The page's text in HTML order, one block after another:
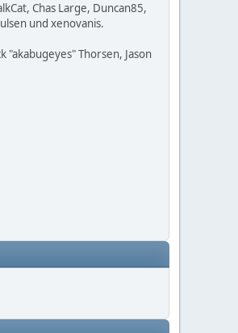
Chas Large, Duncan85,
und xenovanis.
"akabugeyes" Thorsen, Jason